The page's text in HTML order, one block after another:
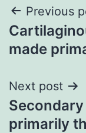
Post
Previous
made
Next post
primarily